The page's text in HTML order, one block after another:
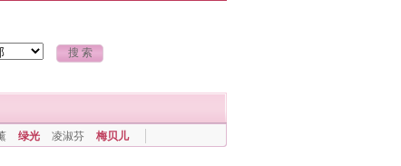
绿光 凌淑芬 梅贝儿